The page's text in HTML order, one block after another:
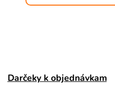
Darčeky k objednávkam